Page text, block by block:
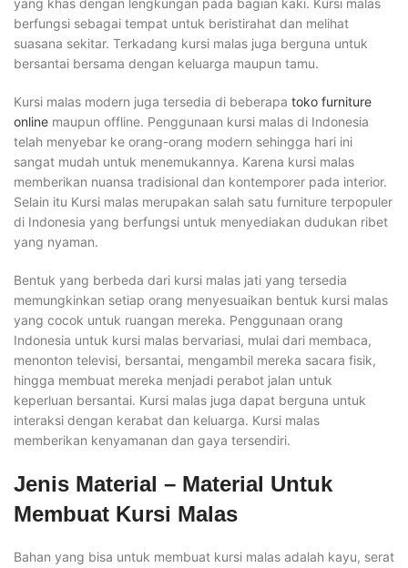
yang khas dengan lengkungan pada bagian kaki. Kursi malas
berfungsi sebagai tempat untuk beristirahat dan melihat
suasana sekitar. Terkadang kursi malas juga berguna untuk
bersantai bersama dengan keluarga maupun tamu.
Kursi malas modern juga tersedia di beberapa toko furniture
online maupun offline. Penggunaan kursi malas di Indonesia
telah menyebar ke orang-orang modern sehingga hari ini
sangat mudah untuk menemukannya. Karena kursi malas
memberikan nuansa tradisional dan kontemporer pada interior.
Selain itu Kursi malas merupakan salah satu furniture terpopuler
di Indonesia yang berfungsi untuk menyediakan dudukan ribet
yang nyaman.
Bentuk yang berbeda dari kursi malas jati yang tersedia
memungkinkan setiap orang menyesuaikan bentuk kursi malas
yang cocok untuk ruangan mereka. Penggunaan orang
Indonesia untuk kursi malas bervariasi, mulai dari membaca,
menonton televisi, bersantai, mengambil mereka sacara fisik,
hingga membuat mereka menjadi perabot jalan untuk
keperluan bersantai. Kursi malas juga dapat berguna untuk
interaksi dengan kerabat dan keluarga. Kursi malas
memberikan kenyamanan dan gaya tersendiri.
Jenis Material – Material Untuk
Membuat Kursi Malas
Bahan yang bisa untuk membuat kursi malas adalah kayu, serat